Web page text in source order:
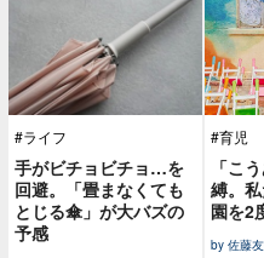
#ライフ
手がビチョビチョ…を
回避。「畳まなくても
とじる傘」が大バズの
予感
#育児
「こ
縛。
園を2
by 佐藤